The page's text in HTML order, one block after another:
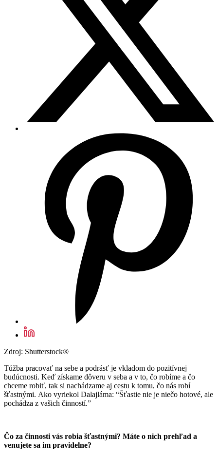
Zdroj: Shutterstock®
Túžba pracovať na sebe a podrásť je vkladom do pozitívnej
budúcnosti. Keď získame dôveru v seba a v to, čo robíme a čo
chceme robiť, tak si nachádzame aj cestu k tomu, čo nás robí
šťastnými. Ako vyriekol Dalajláma: “Šťastie nie je niečo hotové, ale
pochádza z vašich činností.”
Čo za činnosti vás robia šťastnými? Máte o nich prehľad a
venujete sa im pravidelne?